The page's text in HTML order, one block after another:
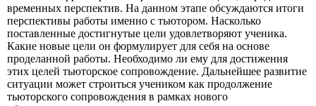
временных перспектив. На данном этапе обсуждаются итоги
перспективы работы именно с тьютором. Насколько
поставленные достигнутые цели удовлетворяют ученика.
Какие новые цели он формулирует для себя на основе
проделанной работы. Необходимо ли ему для достижения
этих целей тьюторское сопровождение. Дальнейшее развитие
ситуации может строиться учеником как продолжение
тьюторского сопровождения в рамках нового